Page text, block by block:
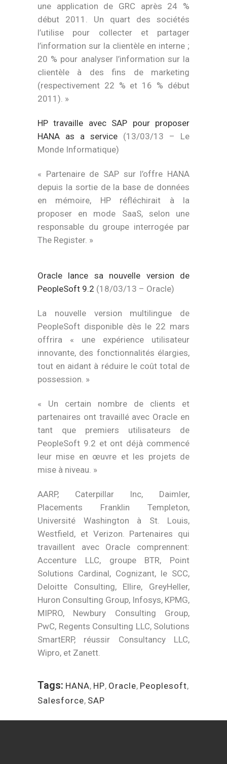
une application de GRC après 24 %
début 2011. Un quart des sociétés
l’utilise pour collecter et partager
l’information sur la clientèle en interne ;
20 % pour analyser l’information sur la
clientèle à des fins de marketing
(respectivement 22 % et 16 % début
2011). »
HP travaille avec SAP pour proposer
HANA as a service (13/03/13 – Le
Monde Informatique)
« Partenaire de SAP sur l’offre HANA
depuis la sortie de la base de données
en mémoire, HP réfléchirait à la
proposer en mode SaaS, selon une
responsable du groupe interrogée par
The Register. »
Oracle lance sa nouvelle version de
PeopleSoft 9.2 (18/03/13 – Oracle)
La nouvelle version multilingue de
PeopleSoft disponible dès le 22 mars
offrira « une expérience utilisateur
innovante, des fonctionnalités élargies,
tout en aidant à réduire le coût total de
possession. »
« Un certain nombre de clients et
partenaires ont travaillé avec Oracle en
tant que premiers utilisateurs de
PeopleSoft 9.2 et ont déjà commencé
leur mise en œuvre et les projets de
mise à niveau. »
AARP, Caterpillar Inc, Daimler,
Placements Franklin Templeton,
Université Washington à St. Louis,
Westfield, et Verizon. Partenaires qui
travaillent avec Oracle comprennent:
Accenture LLC, groupe BTR, Point
Solutions Cardinal, Cognizant, le SCC,
Deloitte Consulting, Ellire, GreyHeller,
Huron Consulting Group, Infosys, KPMG,
MIPRO, Newbury Consulting Group,
PwC, Regents Consulting LLC, Solutions
SmartERP, réussir Consultancy LLC,
Wipro, et Zanett.
Tags: HANA, HP, Oracle, Peoplesoft,
Salesforce, SAP